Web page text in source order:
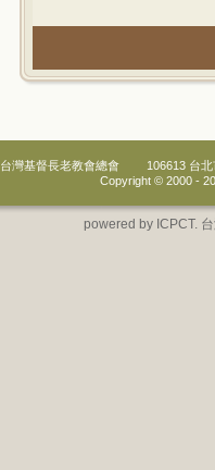
台灣基督長老教會總會
106613 台
Copyright © 2000 -
powered by ICPCT.